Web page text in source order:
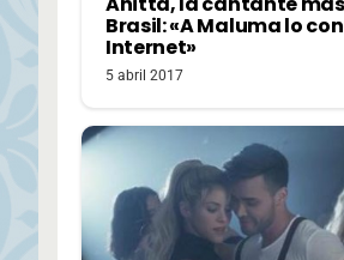
Brasil: «A Maluma lo
Internet»
5 abril 2017